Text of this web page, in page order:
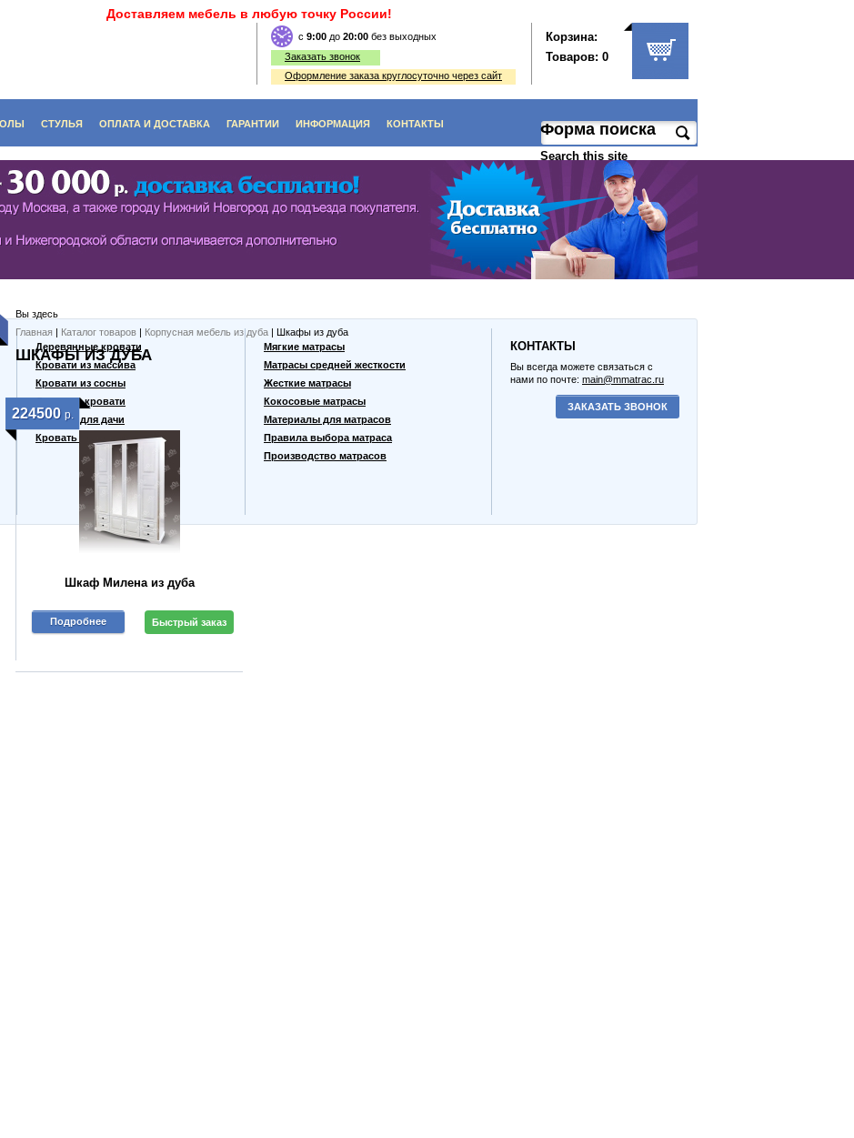
Доставляем мебель в любую точку России!
Заказать звонок
c 9:00 до 20:00 без выходных
Оформление заказа круглосуточно через сайт
Корзина:
Товаров: 0
Форма поиска
Search this site
ECO (ЭКОЛОГИЯ)
ШКАФЫ
СТЕНКИ, ВИТРАЖИ
СТОЛЫ
ДАМСКИЕ СТОЛИКИ
СТОЛЫ
СТОЛЫ
СТУЛЬЯ
СТУЛЬЯ ИЗ ДЕРЕВА
ДИВАНЫ, СКАМЬИ, ЛАВКИ
ТАБУРЕТЫ ИЗ ДЕРЕВА
ОПЛАТА И ДОСТАВКА ГАРАНТИИ ИНФОРМАЦИЯ КОНТАКТЫ
Вы здесь
Главная | Каталог товаров | Корпусная мебель из дуба | Шкафы из дуба
ШКАФЫ ИЗ ДУБА
224500 р.
Шкаф Милена из дуба
Быстрый заказ
Подробнее
Деревянные кровати
Кровати из массива
Кровати из сосны
Дешевые кровати
Кровати для дачи
Кровать тахта
Мягкие матрасы
Матрасы средней жесткости
Жесткие матрасы
Кокосовые матрасы
Материалы для матрасов
Правила выбора матраса
Производство матрасов
КОНТАКТЫ
Вы всегда можете связаться с
нами по почте: main@mmatrac.ru
ЗАКАЗАТЬ ЗВОНОК